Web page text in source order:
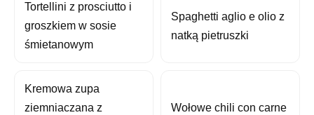
Tortellini z prosciutto i
groszkiem w sosie
śmietanowym
Spaghetti aglio e olio z
natką pietruszki
Kremowa zupa
ziemniaczana z
Wołowe chili con carne